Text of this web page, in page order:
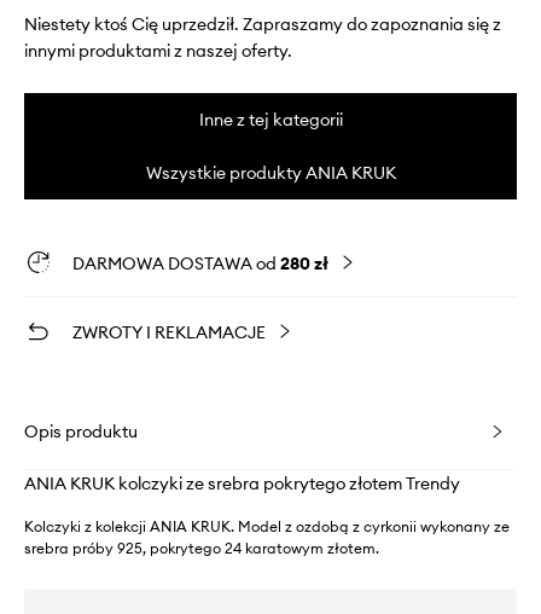
Niestety ktoś Cię uprzedził. Zapraszamy do zapoznania się z
innymi produktami z naszej oferty.
Inne z tej kategorii
Wszystkie produkty ANIA KRUK
DARMOWA DOSTAWA od 280 zł
ZWROTY I REKLAMACJE
Opis produktu
ANIA KRUK kolczyki ze srebra pokrytego złotem Trendy
Kolczyki z kolekcji ANIA KRUK. Model z ozdobą z cyrkonii wykonany ze
srebra próby 925, pokrytego 24 karatowym złotem.